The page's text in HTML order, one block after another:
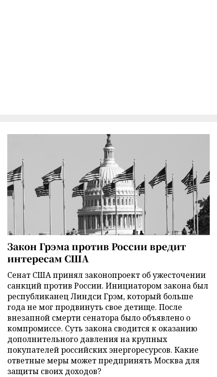
Закон Грэма против России вредит
интересам США
Сенат США принял законопроект об ужесточении
санкций против России. Инициатором закона был
республиканец Линдси Грэм, который больше
года не мог продвинуть свое детище. После
внезапной смерти сенатора было объявлено о
компромиссе. Суть закона сводится к оказанию
дополнительного давления на крупных
покупателей российских энергоресурсов. Какие
ответные меры может предпринять Москва для
защиты своих доходов?